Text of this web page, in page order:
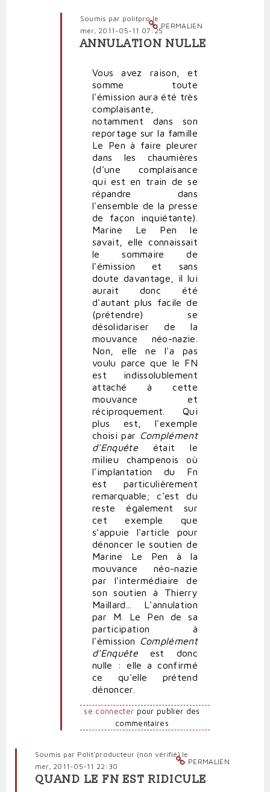
PERMALIEN
Soumis par politprole
mer, 2011-05-11 07:25
En
participant
l'émission
Polit'producteur
(non
vérifié)
ANNULATION NULLE
Vous avez raison, et
somme toute
l'émission aura été très
complaisante,
notamment dans son
reportage sur la famille
Le Pen à faire pleurer
dans les chaumières
(d'une complaisance
qui est en train de se
répandre dans
l'ensemble de la presse
de façon inquiétante).
Marine Le Pen le
savait, elle connaissait
le sommaire de
l'émission et sans
doute davantage, il lui
aurait donc été
d'autant plus facile de
(prétendre) se
désolidariser de la
mouvance néo-nazie.
Non, elle ne l'a pas
voulu parce que le FN
est indissolublement
attaché à cette
mouvance et
réciproquement. Qui
plus est, l'exemple
choisi par Complément
d'Enquêteétait le
milieu champenois où
l'implantation du Fn
est particulièrement
remarquable; c'est du
reste également sur
cet exemple que
s'appuie l'article pour
dénoncer le soutien de
Marine Le Pen à la
mouvance néo-nazie
par l'intermédiaire de
son soutien à Thierry
Maillard... L'annulation
par M. Le Pen de sa
participation à
l'émission
Complément
d'Enquêteest donc
nulle : elle a confirmé
ce qu'elle prétend
dénoncer.
se connecter pour publier des
commentaires
PERMALIEN
Soumis par Polit'producteur (non vérifié) le
mer, 2011-05-11 22:30
QUAND LE FN EST RIDICULE